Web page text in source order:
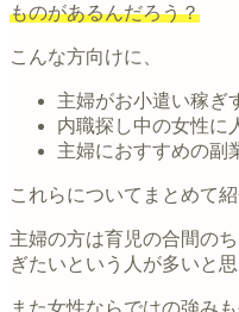
ものがあるんだろう？
こんな方向けに、
主婦がお小遣い稼ぎ
内職探し中の女性に
主婦におすすめの副
これらについてまとめて紹
主婦の方は育児の合間の
ぎたいという人が多いと思